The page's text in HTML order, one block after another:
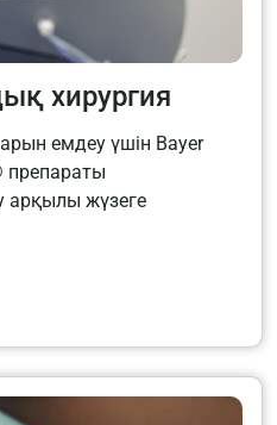
хирургия
емдеу үшін Bayer
арқылы жүзеге